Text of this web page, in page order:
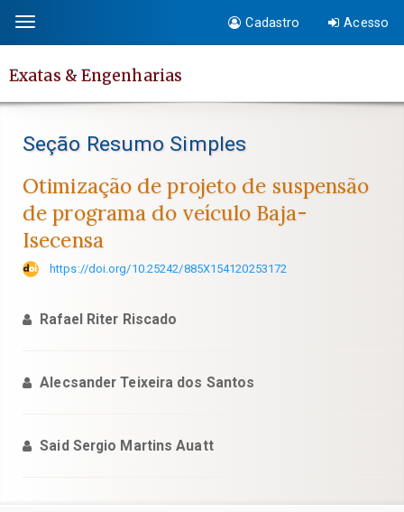
conteúdo
página
Principal
Conteúdo
principal
Barra
Toggle
navigation
Cadastro Acesso
Exatas & Engenharias
Seção Resumo Simples
Otimização de projeto de suspensão
de programa do veículo Baja-
Isecensa
https://doi.org/10.25242/885X154120253172
Rafael Riter Riscado
Alecsander Teixeira dos Santos
Said Sergio Martins Auatt